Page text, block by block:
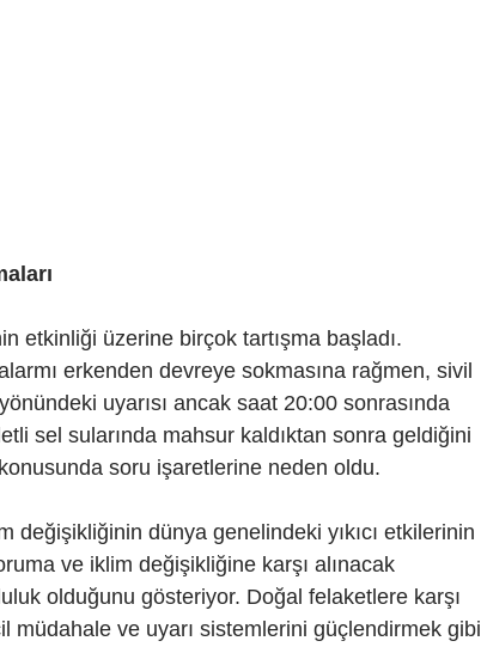
etkinliği üzerine birçok tartışma başladı.
erkenden devreye sokmasına rağmen, sivil
uyarısı ancak saat 20:00 sonrasında
sel sularında mahsur kaldıktan sonra geldiğini
soru işaretlerine neden oldu.
değişikliğinin dünya genelindeki yıkıcı etkilerinin
ve iklim değişikliğine karşı alınacak
olduğunu gösteriyor. Doğal felaketlere karşı
müdahale ve uyarı sistemlerini güçlendirmek gibi